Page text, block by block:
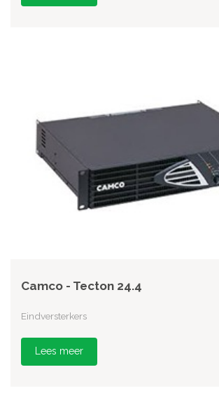
Camco - Tecton 24.4
Eindversterkers
Lees meer